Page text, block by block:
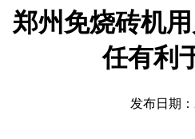
郑州免烧砖机
任有利
发布日期：